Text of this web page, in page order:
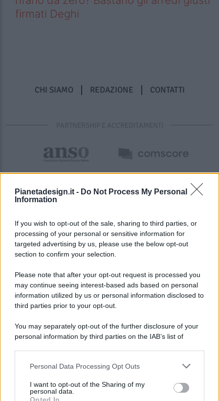
Pianetadesign.it - Do Not Process My Personal
Information
If you wish to opt-out of the sale, sharing to third parties, or
processing of your personal or sensitive information for
targeted advertising by us, please use the below opt-out
section to confirm your selection.
Please note that after your opt-out request is processed you
may continue seeing interest-based ads based on personal
information utilized by us or personal information disclosed to
third parties prior to your opt-out.
You may separately opt-out of the further disclosure of your
personal information by third parties on the IAB’s list of
This information may also be disclosed by us to third parties
disclose it to other third parties.
Personal Data Processing Opt Outs
I want to opt-out of the Sharing of my
personal data.
firmati Deghi
CHI SIAMO REDAZIONE CONTATTI
PARTNERSHIP E ACCREDITAMENTI
© 2026 - Pianeta Design - P.IVA 04827280654 - Testata
Registrata Al Tribunale Di Nocera Inferiore N. 8/2020 - RG N.
ISCRIZIONE AL ROC N. 35792 – ISCRITTA ALL’ANSO
(ASSOCIAZIONE NAZIONALE STAMPA ONLINE)
PREFERENZE PRIVACY